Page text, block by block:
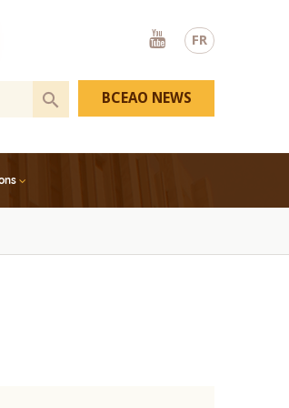
FR
Youtube
BCEAO NEWS